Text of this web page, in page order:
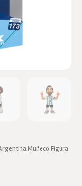
Muñeco Figura